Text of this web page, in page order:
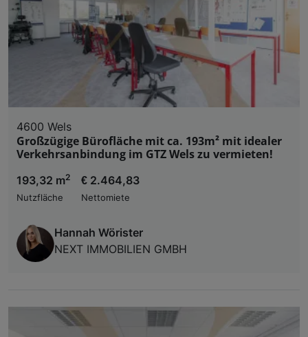
4600 Wels
Großzügige Bürofläche mit ca. 193m² mit idealer
Verkehrsanbindung im GTZ Wels zu vermieten!
193,32 m2
Nutzfläche
€ 2.464,83
Nettomiete
Hannah Wörister
NEXT IMMOBILIEN GMBH